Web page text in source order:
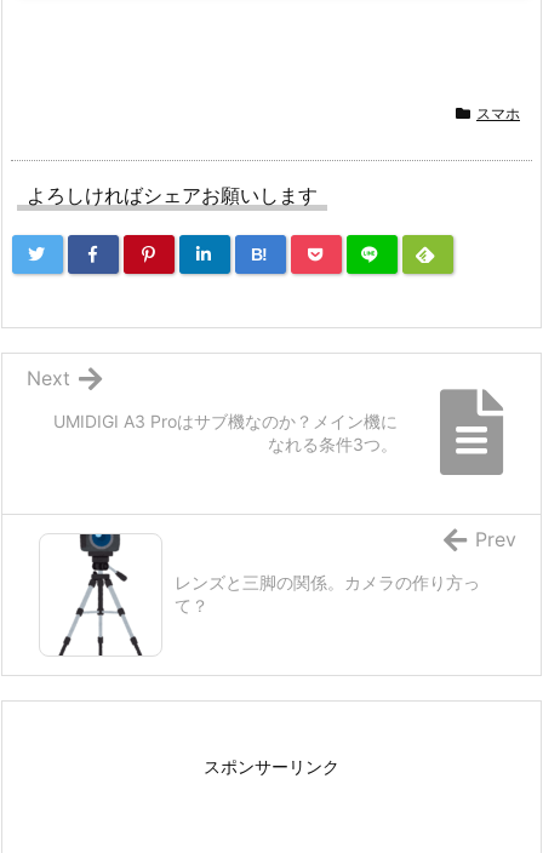
スマホ
よろしければシェアお願いします
B!
UMIDIGI A3 Proはサブ機なのか？メイン機に
なれる条件3つ。
Next
レンズと三脚の関係。カメラの作り方っ
て？
Prev
スポンサーリンク